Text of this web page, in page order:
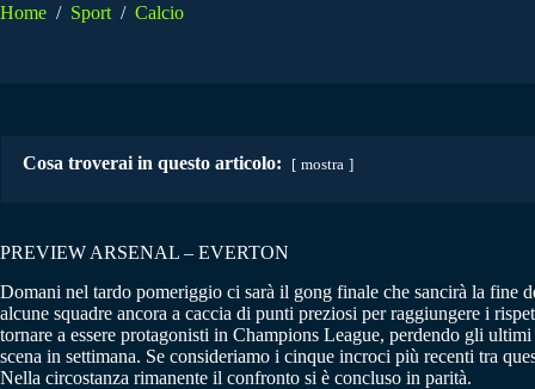
Home / Sport / Calcio
Cosa troverai in questo articolo: mostra
PREVIEW ARSENAL – EVERTON
Domani nel tardo pomeriggio ci sarà il gong finale che sancirà la fine
alcune squadre ancora a caccia di punti preziosi per raggiungere i
tornare a essere protagonisti in Champions League, perdendo gli
scena in settimana. Se consideriamo i cinque incroci più recenti tra
Nella circostanza rimanente il confronto si è concluso in parità.